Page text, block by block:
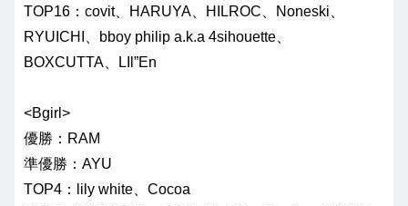
TOP16：covit、HARUYA、HILROC、Noneski、
RYUICHI、bboy philip a.k.a 4sihouette、
BOXCUTTA、LIl”En
<Bgirl>
優勝：RAM
準優勝：AYU
TOP4：lily white、Cocoa